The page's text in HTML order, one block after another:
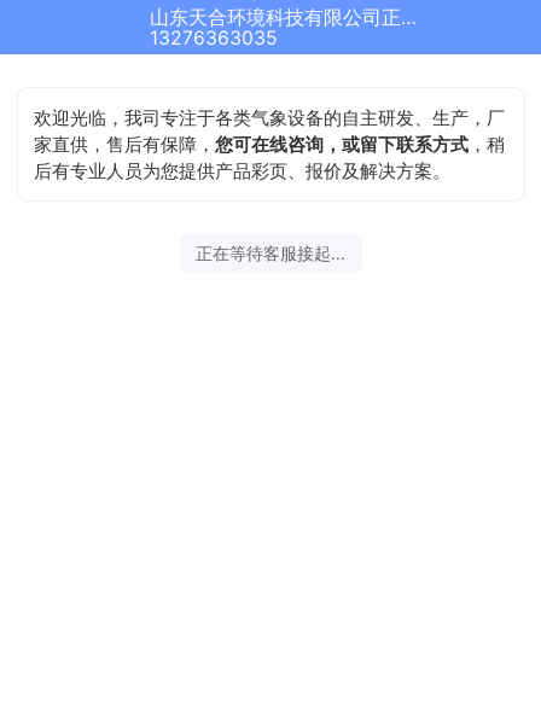
山东天合环境科技有限公司正在为您服务
13276363035
欢迎光临，我司专注于各类气象设备的自主研发、生产，厂
家直供，售后有保障，您可在线咨询，或留下联系方式 ，稍
后有专业人员为您提供产品彩页、报价及解决方案。
正在等待客服接起...